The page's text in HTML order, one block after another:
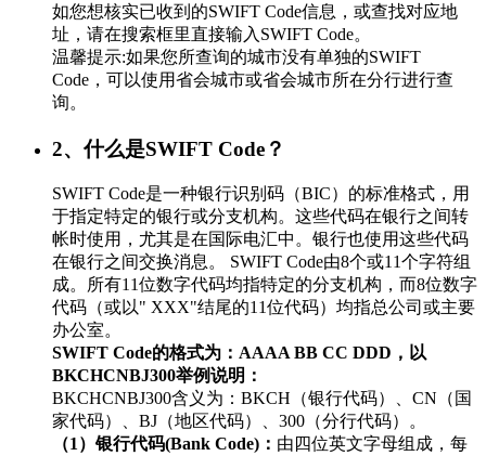
如您想核实已收到的SWIFT Code信息，或查找对应地
址，请在搜索框里直接输入SWIFT Code。
温馨提示:如果您所查询的城市没有单独的SWIFT
Code，可以使用省会城市或省会城市所在分行进行查
询。
2、什么是SWIFT Code？
SWIFT Code是一种银行识别码（BIC）的标准格式，用
于指定特定的银行或分支机构。这些代码在银行之间转
帐时使用，尤其是在国际电汇中。银行也使用这些代码
在银行之间交换消息。 SWIFT Code由8个或11个字符组
成。所有11位数字代码均指特定的分支机构，而8位数字
代码（或以" XXX"结尾的11位代码）均指总公司或主要
办公室。
SWIFT Code的格式为：AAAA BB CC DDD，以
BKCHCNBJ300举例说明：
BKCHCNBJ300含义为：BKCH（银行代码）、CN（国
家代码）、BJ（地区代码）、300（分行代码）。
（1）银行代码(Bank Code)： 由四位英文字母组成，每